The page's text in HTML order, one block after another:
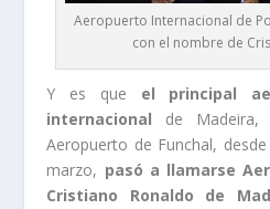
Aeropuerto Internacional de
con el nombre de
Y es que el principal
internacional de Madeira,
Aeropuerto de Funchal,
marzo, pasó a llamarse
Cristiano Ronaldo de